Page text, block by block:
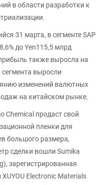
в области разработки к
31 марта, в сегменте SAP
до Yen115,5 млрд
также выросла на
сегмента выросли
изменений валютных
на китайском рынке.
Chemical продаст свой
пленки для
большого размера,
сделки вошли Sumika
зарегистрированная
Electronic Materials